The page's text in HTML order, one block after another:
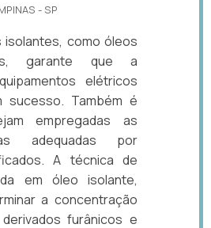
- SP
isolantes, como óleos
garante que a
elétricos
sucesso. Também é
empregadas as
adequadas por
A técnica de
em óleo isolante,
a concentração
furânicos e